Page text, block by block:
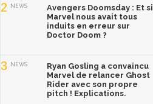
2 NEWS
Avengers Doomsday : Et si
Marvel nous avait tous
induits en erreur sur
Doctor Doom ?
3 NEWS
Ryan Gosling a convaincu
Marvel de relancer Ghost
Rider avec son propre
pitch ! Explications.